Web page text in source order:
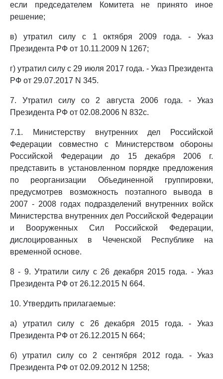
если председателем Комитета не принято иное
решение;
в) утратил силу с 1 октября 2009 года. - Указ
Президента РФ от 10.11.2009 N 1267;
г) утратил силу с 29 июля 2017 года. - Указ Президента
РФ от 29.07.2017 N 345.
7. Утратил силу со 2 августа 2006 года. - Указ
Президента РФ от 02.08.2006 N 832с.
7.1. Министерству внутренних дел Российской
Федерации совместно с Министерством обороны
Российской Федерации до 15 декабря 2006 г.
представить в установленном порядке предложения
по реорганизации Объединенной группировки,
предусмотрев возможность поэтапного вывода в
2007 - 2008 годах подразделений внутренних войск
Министерства внутренних дел Российской Федерации
и Вооруженных Сил Российской Федерации,
дислоцированных в Чеченской Республике на
временной основе.
8 - 9. Утратили силу с 26 декабря 2015 года. - Указ
Президента РФ от 26.12.2015 N 664.
10. Утвердить прилагаемые:
а) утратил силу с 26 декабря 2015 года. - Указ
Президента РФ от 26.12.2015 N 664;
б) утратил силу со 2 сентября 2012 года. - Указ
Президента РФ от 02.09.2012 N 1258;